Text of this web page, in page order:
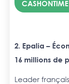
2. Epalia –
16 millions de
Leader